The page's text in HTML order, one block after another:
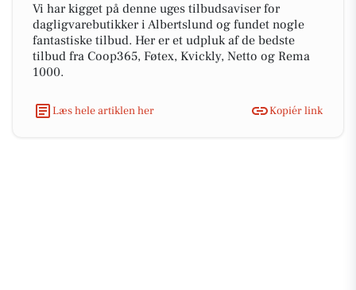
Vi har kigget på denne uges tilbudsaviser for
dagligvarebutikker i Albertslund og fundet nogle
fantastiske tilbud. Her er et udpluk af de bedste
tilbud fra Coop365, Føtex, Kvickly, Netto og Rema
1000.
Læs hele artiklen her Kopiér link